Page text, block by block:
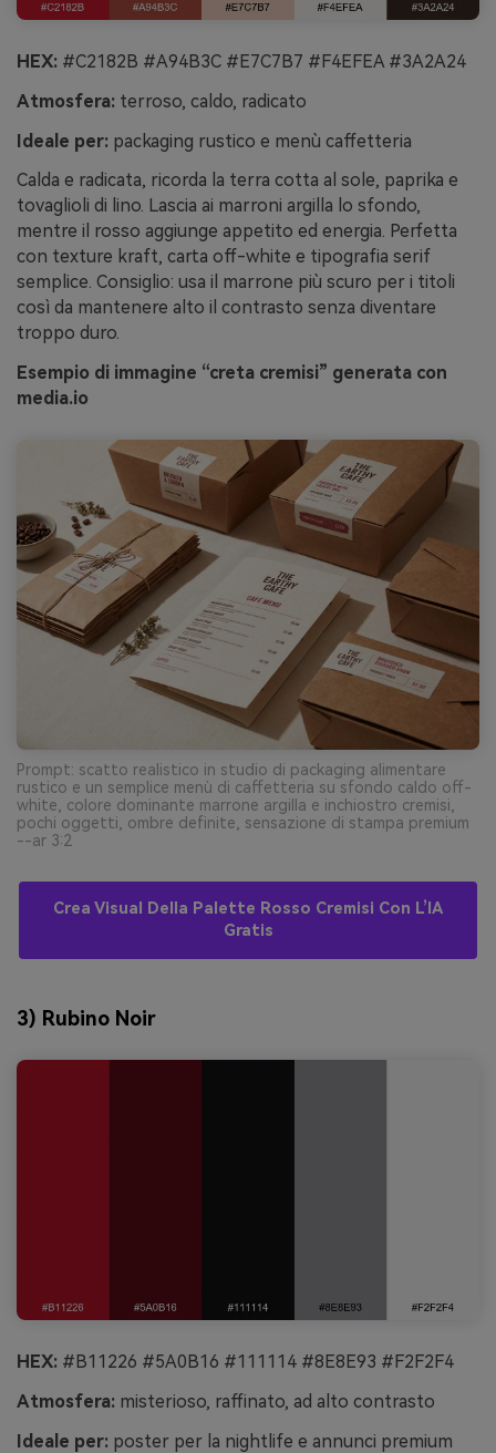
HEX: #C2182B #A94B3C #E7C7B7 #F4EFEA #3A2A24
Atmosfera: terroso, caldo, radicato
Ideale per: packaging rustico e menù caffetteria
Calda e radicata, ricorda la terra cotta al sole, paprika e
tovaglioli di lino. Lascia ai marroni argilla lo sfondo,
mentre il rosso aggiunge appetito ed energia. Perfetta
con texture kraft, carta off-white e tipografia serif
semplice. Consiglio: usa il marrone più scuro per i titoli
così da mantenere alto il contrasto senza diventare
troppo duro.
Esempio di immagine “creta cremisi” generata con
media.io
Prompt: scatto realistico in studio di packaging alimentare
rustico e un semplice menù di caffetteria su sfondo caldo off-
white, colore dominante marrone argilla e inchiostro cremisi,
pochi oggetti, ombre definite, sensazione di stampa premium
--ar 3:2
Crea Visual Della Palette Rosso Cremisi Con L’IA
Gratis
3) Rubino Noir
HEX: #B11226 #5A0B16 #111114 #8E8E93 #F2F2F4
Atmosfera: misterioso, raffinato, ad alto contrasto
Ideale per: poster per la nightlife e annunci premium